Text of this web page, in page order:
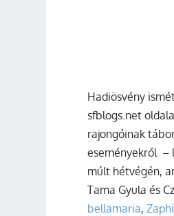
Hadiösvény
sfblogs.net
rajongóinak
eseményekről –
múlt hétvégén,
Tama Gyula és
bellamaria,